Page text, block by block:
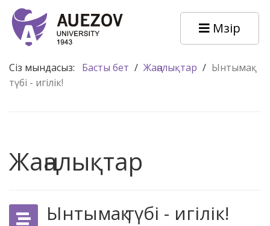
Мәзір
Сіз мындасыз: Басты бет / Жаңалықтар / Ынтымақ
түбі - игілік!
Жаңалықтар
Ынтымақ түбі - игілік!